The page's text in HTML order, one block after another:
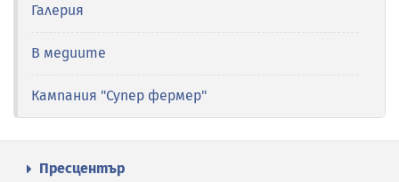
Галерия
В медиите
Кампания "Супер фермер"
Пресцентър